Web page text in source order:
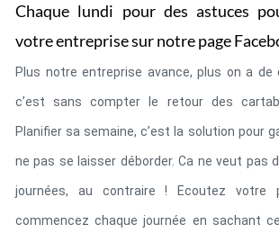
Chaque lundi pour des astuces
votre entreprise sur notre page
Plus notre entreprise avance, plus on a de
c’est sans compter le retour des
Planifier sa semaine, c’est la solution pour
ne pas se laisser déborder. Ca ne veut pas
journées, au contraire ! Ecoutez votre
commencez chaque journée en sachant